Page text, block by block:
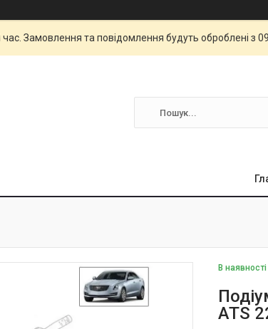
час. Замовлення та повідомлення будуть оброблені з
В наявності
ATS